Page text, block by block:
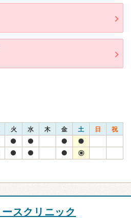
火 水 木 金 土 日 祝
スクリニック